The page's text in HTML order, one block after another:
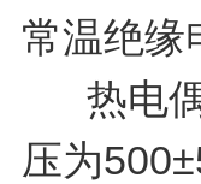
常温绝
热电偶
压为